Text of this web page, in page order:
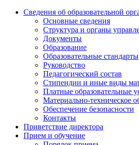
Сведения об образовательной
Основные сведения
Структура и органы
Документы
Образование
Образовательные стандарты
Руководство
Педагогический состав
Стипендии и иные виды
Платные образовательные
Материально-техническое
Обеспечение безопасности
Контакты
Приветствие директора
Прием и обучение